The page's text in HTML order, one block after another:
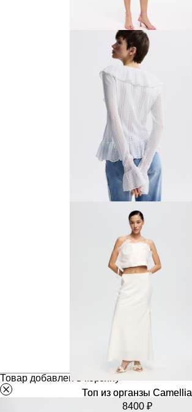
Футболка с вышивкой
5600 ₽
Топ вязаный с рюшами
10 500 ₽
15 000 ₽
Топ из органзы Camellia
8400 ₽
Товар добавлен в корзину